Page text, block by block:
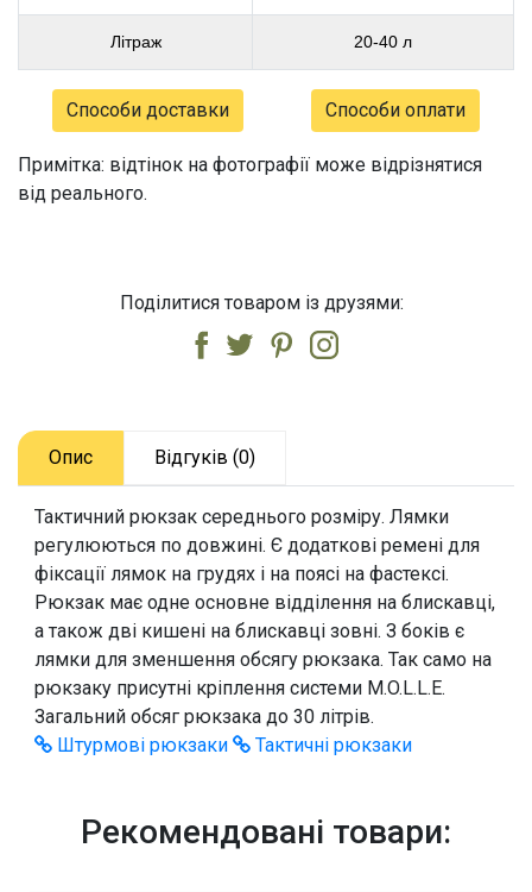
Літраж 20-40 л
Способи доставки Способи оплати
Примітка: відтінок на фотографії може відрізнятися
від реального.
Поділитися товаром із друзями:
Опис Відгуків (0)
Тактичний рюкзак середнього розміру. Лямки
регулюються по довжині. Є додаткові ремені для
фіксації лямок на грудях і на поясі на фастексі.
Рюкзак має одне основне відділення на блискавці,
а також дві кишені на блискавці зовні. З боків є
лямки для зменшення обсягу рюкзака. Так само на
рюкзаку присутні кріплення системи M.O.L.L.E.
Загальний обсяг рюкзака до 30 літрів.
Штурмові рюкзаки
Тактичні рюкзаки
Рекомендовані товари: